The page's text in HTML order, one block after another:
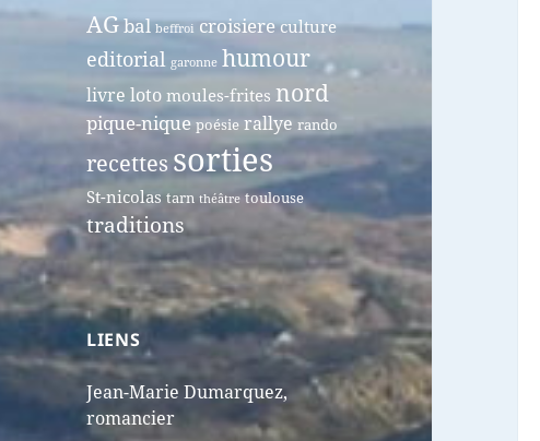
AGbal beffroi croisiereculture
editorial garonne humour
livre lotomoules-frites nord
pique-nique poésie rallye rando
recettes sorties
St-nicolas tarn théâtre toulouse
traditions
LIENS
Jean-Marie Dumarquez,
romancier